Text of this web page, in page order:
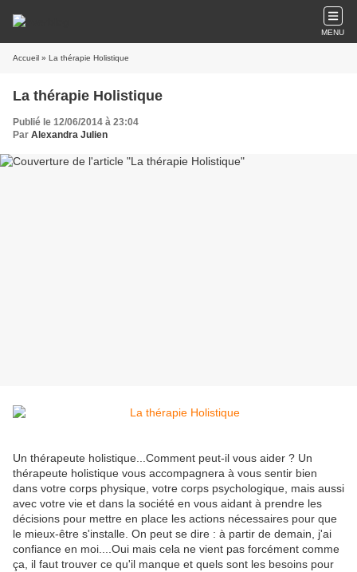
MENU
Accueil » La thérapie Holistique
La thérapie Holistique
Publié le 12/06/2014 à 23:04
Par Alexandra Julien
Un thérapeute holistique...Comment peut-il vous aider ? Un
thérapeute holistique vous accompagnera à vous sentir bien
dans votre corps physique, votre corps psychologique, mais aussi
avec votre vie et dans la société en vous aidant à prendre les
décisions pour mettre en place les actions nécessaires pour que
le mieux-être s'installe. On peut se dire : à partir de demain, j'ai
confiance en moi....Oui mais cela ne vient pas forcément comme
ça, il faut trouver ce qu'il manque et quels sont les besoins pour